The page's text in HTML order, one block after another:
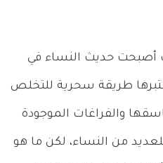
أصبحت حديث النساء في
طريقة سحرية للتخلص
والفراغات الموجودة
للعديد من النساء، لكن ما هو